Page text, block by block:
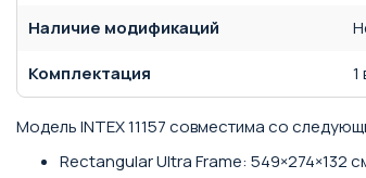
Наличие модификаций
Комплектация
1
Модель INTEX 11157 совместима со
Rectangular Ultra Frame: 549×274×132